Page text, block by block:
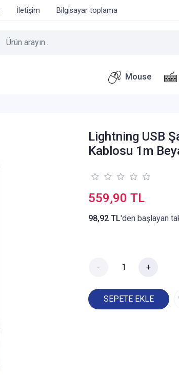
İletişim Bilgisayar toplama
Mouse
Lightning USB
Kablosu 1m
559,90 TL
98,92 TL'den başlayan
- +
SEPETE EKLE